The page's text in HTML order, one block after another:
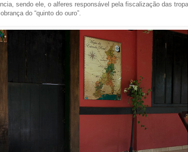
sendo ele, o alferes responsável pela fiscalização das
do “quinto do ouro”.